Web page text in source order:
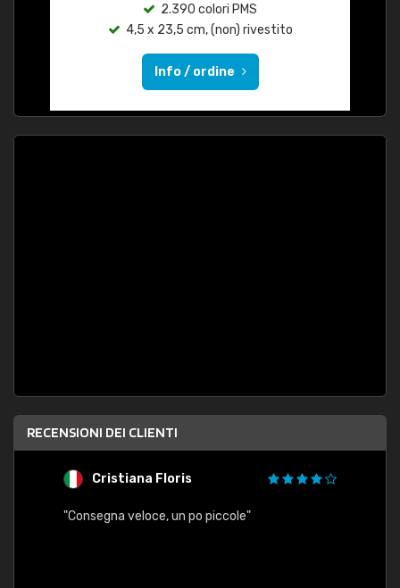
2.390 colori PMS
4,5 x 23,5 cm, (non) rivestito
Info / ordine
RECENSIONI DEI CLIENTI
Cristiana Floris
"Consegna veloce, un po piccole"